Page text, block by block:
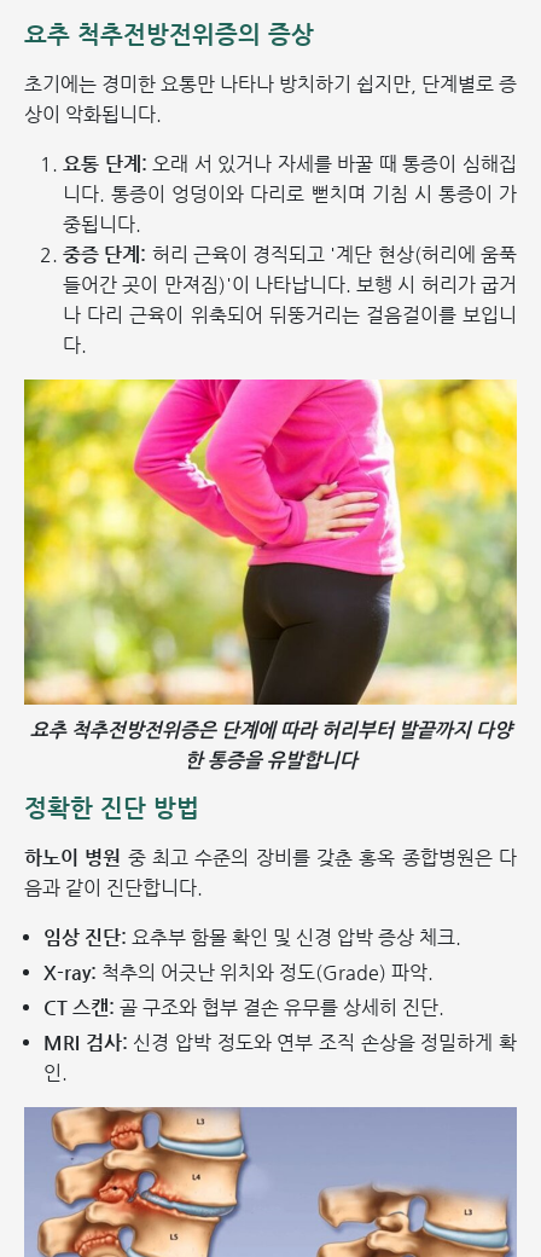
요추 척추전방전위증의 증상
초기에는 경미한 요통만 나타나 방치하기 쉽지만, 단계별로 증
상이 악화됩니다.
요통 단계: 오래 서 있거나 자세를 바꿀 때 통증이 심해집
니다. 통증이 엉덩이와 다리로 뻗치며 기침 시 통증이 가
중됩니다.
중증 단계: 허리 근육이 경직되고 '계단 현상(허리에 움푹
들어간 곳이 만져짐)'이 나타납니다. 보행 시 허리가 굽거
나 다리 근육이 위축되어 뒤뚱거리는 걸음걸이를 보입니
다.
요추 척추전방전위증은 단계에 따라 허리부터 발끝까지 다양
한 통증을 유발합니다
정확한 진단 방법
하노이 병원 중 최고 수준의 장비를 갖춘 홍옥 종합병원은 다
음과 같이 진단합니다.
임상 진단: 요추부 함몰 확인 및 신경 압박 증상 체크.
X-ray: 척추의 어긋난 위치와 정도(Grade) 파악.
CT 스캔: 골 구조와 협부 결손 유무를 상세히 진단.
MRI 검사: 신경 압박 정도와 연부 조직 손상을 정밀하게 확
인.